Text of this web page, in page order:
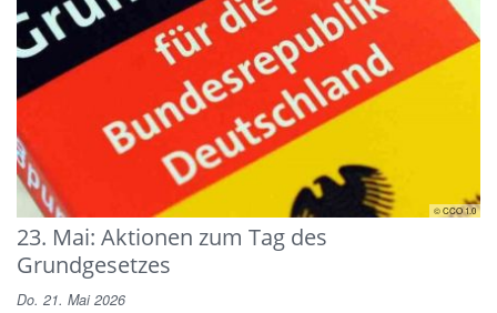
© CCO 1.0
23. Mai: Aktionen zum Tag des
Grundgesetzes
Do. 21. Mai 2026